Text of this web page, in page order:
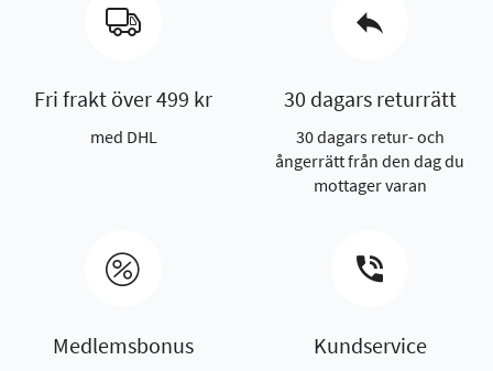
Fri frakt över 499 kr
med DHL
30 dagars returrätt
30 dagars retur- och
ångerrätt från den dag du
mottager varan
Medlemsbonus Kundservice